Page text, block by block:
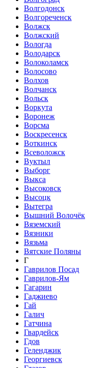
Волгодонск
Волгореченск
Волжск
Волжский
Вологда
Володарск
Волоколамск
Волосово
Волхов
Волчанск
Вольск
Воркута
Воронеж
Ворсма
Воскресенск
Воткинск
Всеволожск
Вуктыл
Выборг
Выкса
Высоковск
Высоцк
Вытегра
Вышний Волочёк
Вяземский
Вязники
Вязьма
Вятские Поляны
Г
Гаврилов Посад
Гаврилов-Ям
Гагарин
Гаджиево
Гай
Галич
Гатчина
Гвардейск
Гдов
Геленджик
Георгиевск